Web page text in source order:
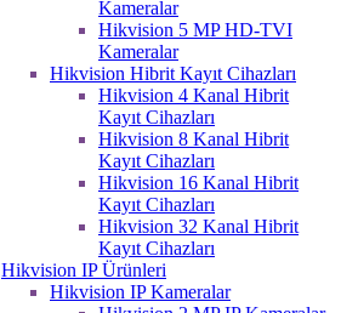
Kameralar
Hikvision 5 MP HD-TVI
Kameralar
Hikvision Hibrit Kayıt Cihazları
Hikvision 4 Kanal Hibrit
Kayıt Cihazları
Hikvision 8 Kanal Hibrit
Kayıt Cihazları
Hikvision 16 Kanal Hibrit
Kayıt Cihazları
Hikvision 32 Kanal Hibrit
Kayıt Cihazları
Hikvision IP Ürünleri
Hikvision IP Kameralar